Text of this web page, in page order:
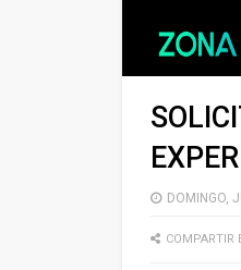
DOMINGO,
COMPARTIR